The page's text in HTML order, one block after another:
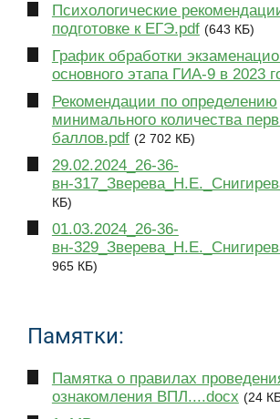
Психологические
подготовке к ЕГЭ.pdf (643 КБ)
График обработки
основного этапа ГИА-9 в 2023
Рекомендации по определению
минимального количества
баллов.pdf (2 702 КБ)
29.02.2024_26-36-
вн-
КБ)
01.03.2024_26-36-
вн-
965 КБ)
Памятки:
Памятка о правилах
ознакомления ВПЛ....docx (24